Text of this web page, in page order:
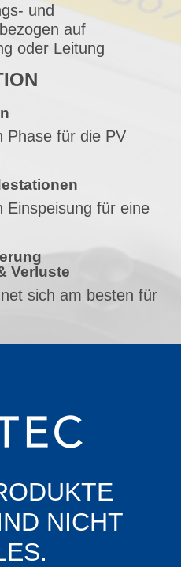
und
auf
oder Leitung
Phase für die PV
Einspeisung für eine
Verluste
sich am besten für
NICHT